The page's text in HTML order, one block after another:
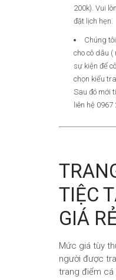
200k). Vui
đặt lịch hẹn.
Chúng
cho cô dâu
sự kiện để
chọn kiểu
Sau đó mới
liên hệ 0967
TIỆC
GIÁ
Mức giá tùy
người được
trang điểm cá